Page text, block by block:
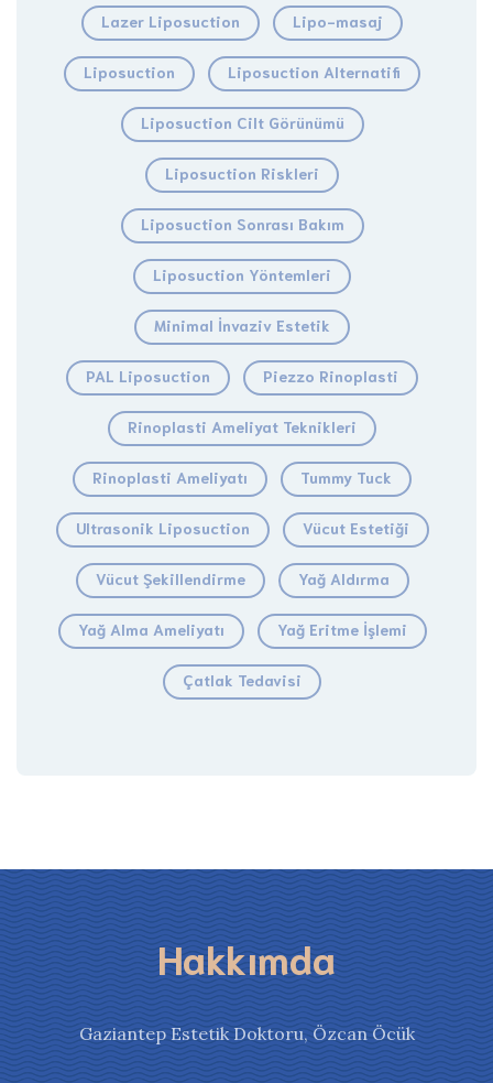
Lazer Liposuction Lipo-masaj
Liposuction Liposuction Alternatifi
Liposuction Cilt Görünümü
Liposuction Riskleri
Liposuction Sonrası Bakım
Liposuction Yöntemleri
Minimal İnvaziv Estetik
PAL Liposuction Piezzo Rinoplasti
Rinoplasti Ameliyat Teknikleri
Rinoplasti Ameliyatı Tummy Tuck
Ultrasonik Liposuction Vücut Estetiği
Vücut Şekillendirme Yağ Aldırma
Yağ Alma Ameliyatı Yağ Eritme İşlemi
Çatlak Tedavisi
Hakkımda
Gaziantep Estetik Doktoru, Özcan Öcük